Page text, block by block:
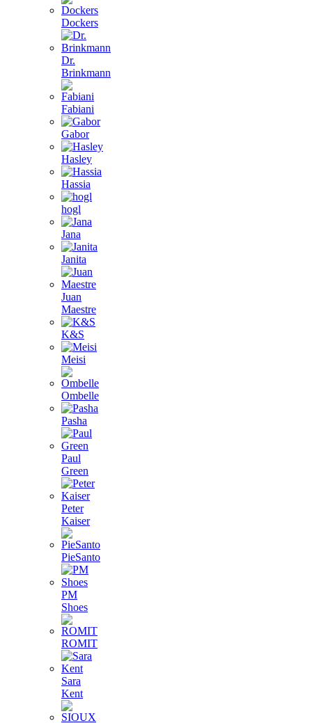
Dockers
Dr.
Brinkmann
Fabiani
Gabor
Hasley
Hassia
hogl
Jana
Janita
Juan
Maestre
K&S
Meisi
Ombelle
Pasha
Paul
Green
Peter
Kaiser
PieSanto
PM
Shoes
ROMIT
Sara
Kent